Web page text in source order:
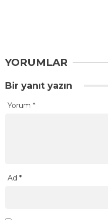
YORUMLAR
Bir yanıt yazın
Yorum *
Ad *